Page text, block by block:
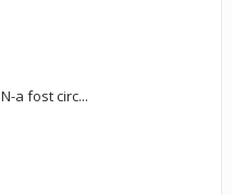
N-a fost circ...